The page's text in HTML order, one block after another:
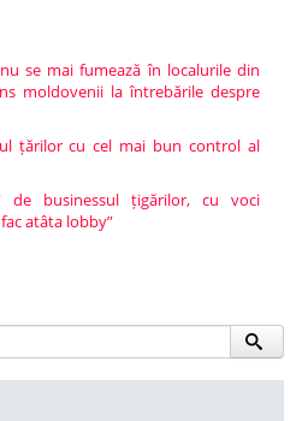
se mai fumează în localurile din
moldovenii la întrebările despre
țărilor cu cel mai bun control al
de businessul țigărilor, cu voci
atâta lobby”